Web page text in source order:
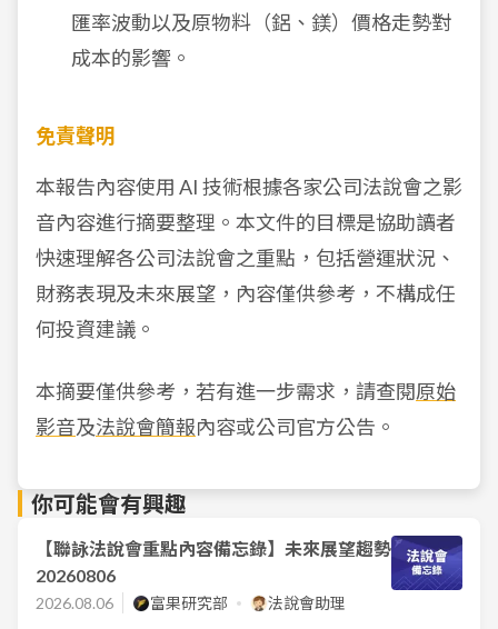
匯率波動以及原物料（鋁、鎂）價格走勢對
成本的影響。
免責聲明
本報告內容使用 AI 技術根據各家公司法說會之影
音內容進行摘要整理。本文件的目標是協助讀者
快速理解各公司法說會之重點，包括營運狀況、
財務表現及未來展望，內容僅供參考，不構成任
何投資建議。
本摘要僅供參考，若有進一步需求，請查閱原始
影音及法說會簡報內容或公司官方公告。
你可能會有興趣
【聯詠法說會重點內容備忘錄】未來展望趨勢
20260806
2026.08.06 富果研究部 法說會助理